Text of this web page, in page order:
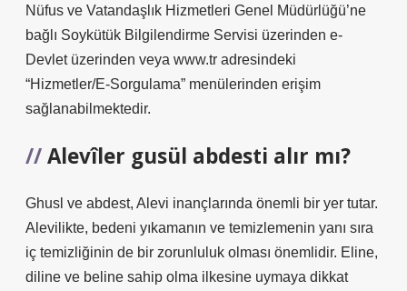
Nüfus ve Vatandaşlık Hizmetleri Genel Müdürlüğü’ne
bağlı Soykütük Bilgilendirme Servisi üzerinden e-
Devlet üzerinden veya www.tr adresindeki
“Hizmetler/E-Sorgulama” menülerinden erişim
sağlanabilmektedir.
Alevîler gusül abdesti alır mı?
Ghusl ve abdest, Alevi inançlarında önemli bir yer tutar.
Alevilikte, bedeni yıkamanın ve temizlemenin yanı sıra
iç temizliğinin de bir zorunluluk olması önemlidir. Eline,
diline ve beline sahip olma ilkesine uymaya dikkat